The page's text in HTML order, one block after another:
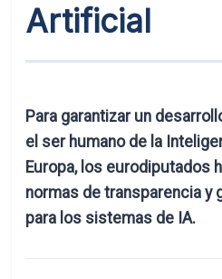
Artificial
Para garantizar un
el ser humano de la
Europa, los eurodiputados
normas de transparencia y
para los sistemas de IA.